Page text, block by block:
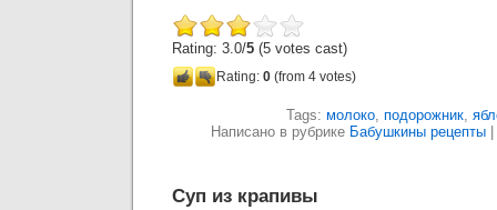
Rating: 3.0/5 (5 votes cast)
Rating: 0 (from 4 votes)
Tags: молоко, подорожник,
Написано в рубрике Бабушкины рецепты
Суп из крапивы